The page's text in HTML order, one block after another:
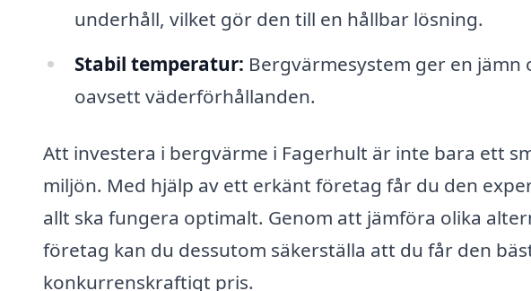
underhåll, vilket gör den till en hållbar lösning.
Stabil temperatur: Bergvärmesystem ger en
oavsett väderförhållanden.
Att investera i bergvärme i Fagerhult är inte bara ett
miljön. Med hjälp av ett erkänt företag får du den
allt ska fungera optimalt. Genom att jämföra olika
företag kan du dessutom säkerställa att du får den
konkurrenskraftigt pris.